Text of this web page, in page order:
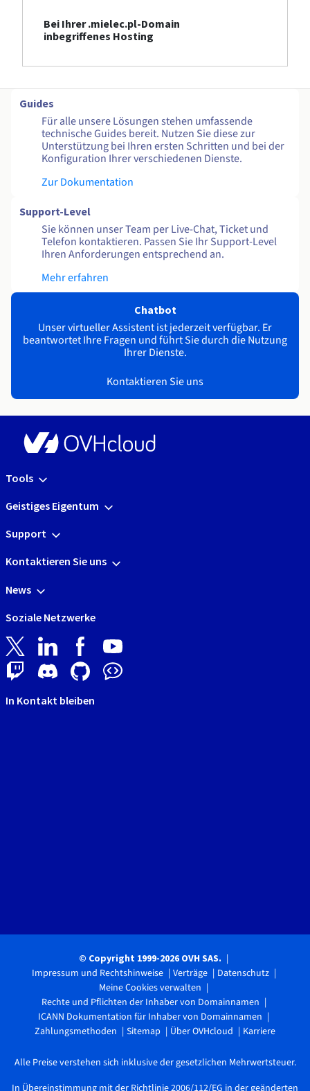
Bei Ihrer .mielec.pl-Domain
inbegriffenes Hosting
Guides
Für alle unsere Lösungen stehen umfassende
technische Guides bereit. Nutzen Sie diese zur
Unterstützung bei Ihren ersten Schritten und bei der
Konfiguration Ihrer verschiedenen Dienste.
Zur Dokumentation
Support-Level
Sie können unser Team per Live-Chat, Ticket und
Telefon kontaktieren. Passen Sie Ihr Support-Level
Ihren Anforderungen entsprechend an.
Mehr erfahren
Chatbot
Unser virtueller Assistent ist jederzeit verfügbar. Er
beantwortet Ihre Fragen und führt Sie durch die Nutzung
Ihrer Dienste.
Kontaktieren Sie uns
Tools
Geistiges Eigentum
Support
Kontaktieren Sie uns
News
Soziale Netzwerke
In Kontakt bleiben
© Copyright 1999-2026 OVH SAS.
Impressum und Rechtshinweise Verträge
Datenschutz
Meine Cookies verwalten
Rechte und Pflichten der Inhaber von Domainnamen
ICANN Dokumentation für Inhaber von Domainnamen
Zahlungsmethoden
Sitemap Über OVHcloud Karriere
Alle Preise verstehen sich inklusive der gesetzlichen Mehrwertsteuer.
In Übereinstimmung mit der Richtlinie 2006/112/EG in der geänderten